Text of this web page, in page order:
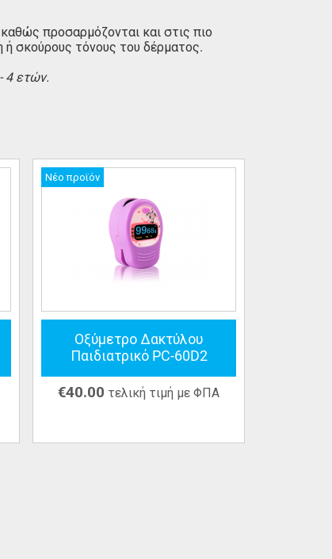
καθώς προσαρμόζονται και στις πιο
σκούρους τόνους του δέρματος.
4 ετών.
Οξύμετρο Δακτύλου
Παιδιατρικό PC-60D2
€40.00 τελική τιμή με ΦΠΑ
Νέο προϊόν